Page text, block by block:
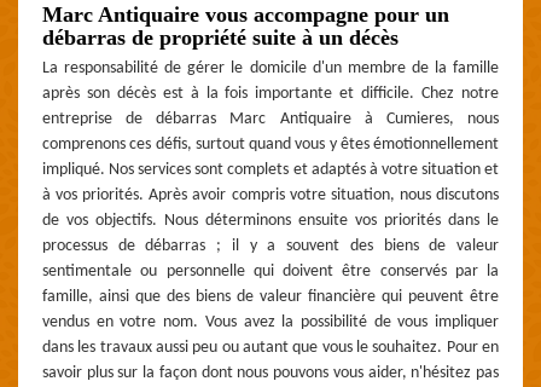
Marc Antiquaire vous accompagne pour un
débarras de propriété suite à un décès
La responsabilité de gérer le domicile d'un membre de la famille
après son décès est à la fois importante et difficile. Chez notre
entreprise de débarras Marc Antiquaire à Cumieres, nous
comprenons ces défis, surtout quand vous y êtes émotionnellement
impliqué. Nos services sont complets et adaptés à votre situation et
à vos priorités. Après avoir compris votre situation, nous discutons
de vos objectifs. Nous déterminons ensuite vos priorités dans le
processus de débarras ; il y a souvent des biens de valeur
sentimentale ou personnelle qui doivent être conservés par la
famille, ainsi que des biens de valeur financière qui peuvent être
vendus en votre nom. Vous avez la possibilité de vous impliquer
dans les travaux aussi peu ou autant que vous le souhaitez. Pour en
savoir plus sur la façon dont nous pouvons vous aider, n'hésitez pas